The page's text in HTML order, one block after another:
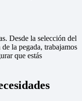
Desde la selección del
la pegada, trabajamos
que estás